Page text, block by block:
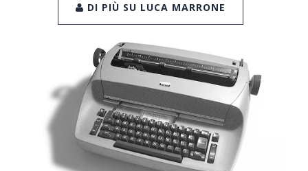
DI PIÙ SU LUCA MARRONE